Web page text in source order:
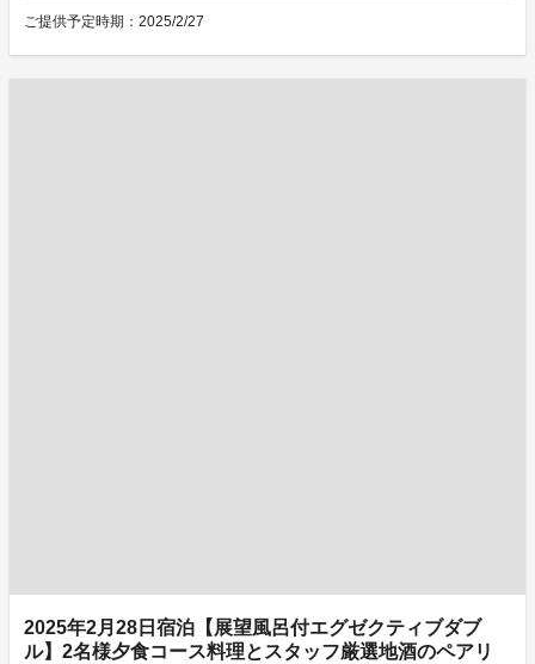
ご提供予定時期：2025/2/27
2025年2月28日宿泊【展望風呂付エグゼクティブダブ
ル】2名様夕食コース料理とスタッフ厳選地酒のペアリ